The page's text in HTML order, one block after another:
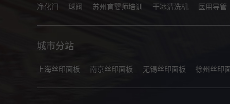
净化门 球阀 苏州育婴师培训 干冰清洗机 医用导管
城市分站
上海丝印面板 南京丝印面板 无锡丝印面板 徐州丝印